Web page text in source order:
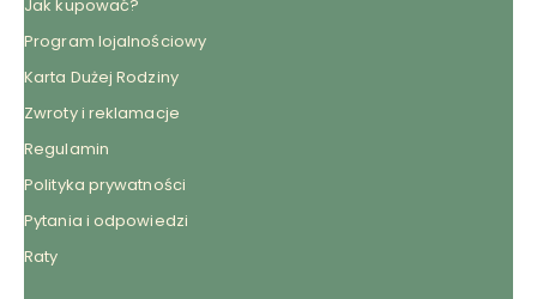
Jak kupować?
Program lojalnościowy
Karta Dużej Rodziny
Zwroty i reklamacje
Regulamin
Polityka prywatności
Pytania i odpowiedzi
Raty